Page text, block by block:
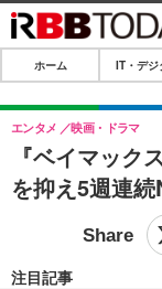
ホーム
IT・デジタル
IT・デジタル
ショッピン
SPEED TEST
エンタメ
ホーム IT・デジ
『ベイマック
を抑え5週連続
エンタメ 映画・ドラマ
注目記事